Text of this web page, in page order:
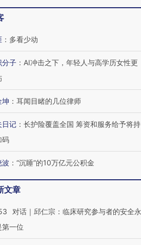
第四届链博
技“链”接产
： 多看少动
分子 ： AI冲击之下，年轻人与高学历女性更
坤 ： 耳闻目睹的几位律师
日记 ： 长护险覆盖全国 筹资和服务给予将持
码
波 ： “沉睡”的10万亿元公积金
文章
对话｜邱仁宗：临床研究参与者的安全永
第一位